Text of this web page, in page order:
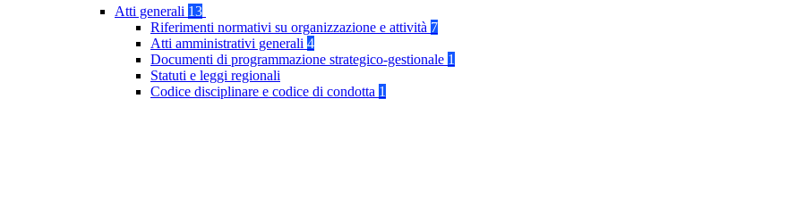
Atti generali 13
Riferimenti normativi su organizzazione e attività 7
Atti amministrativi generali 4
Documenti di programmazione strategico-gestionale 1
Statuti e leggi regionali
Codice disciplinare e codice di condotta 1